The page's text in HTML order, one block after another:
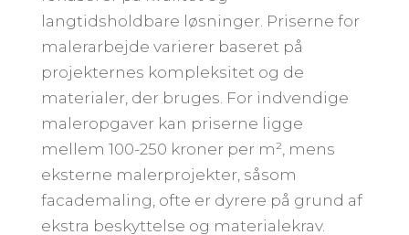
langtidsholdbare løsninger. Priserne for
malerarbejde varierer baseret på
projekternes kompleksitet og de
materialer, der bruges. For indvendige
maleropgaver kan priserne ligge
mellem 100-250 kroner per m², mens
eksterne malerprojekter, såsom
facademaling, ofte er dyrere på grund af
ekstra beskyttelse og materialekrav.